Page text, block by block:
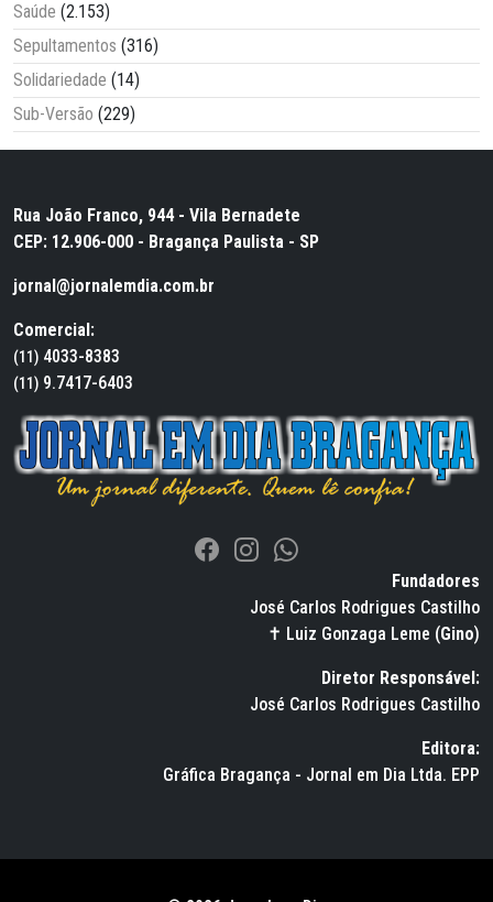
Saúde (2.153)
Sepultamentos (316)
Solidariedade (14)
Sub-Versão (229)
Rua João Franco, 944 - Vila Bernadete
CEP: 12.906-000 - Bragança Paulista - SP
jornal@jornalemdia.com.br
Comercial:
(11) 4033-8383
(11) 9.7417-6403
Fundadores
José Carlos Rodrigues Castilho
✝ Luiz Gonzaga Leme (Gino)
Diretor Responsável:
José Carlos Rodrigues Castilho
Editora:
Gráfica Bragança - Jornal em Dia Ltda. EPP